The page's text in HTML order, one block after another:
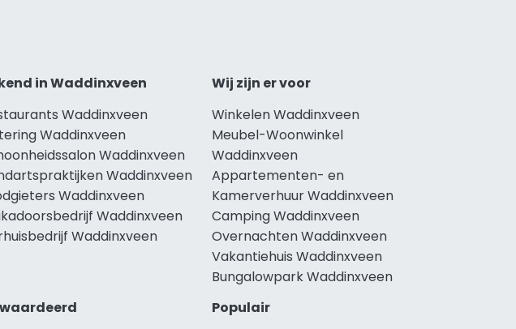
in Waddinxveen
Waddinxveen
Waddinxveen
Waddinxveen
Waddinxveen
Waddinxveen
Waddinxveen
Waddinxveen
Wij zijn er voor
Winkelen Waddinxveen
Meubel-Woonwinkel
Waddinxveen
Appartementen- en
Kamerverhuur Waddinxveen
Camping Waddinxveen
Overnachten Waddinxveen
Vakantiehuis Waddinxveen
Bungalowpark Waddinxveen
Populair